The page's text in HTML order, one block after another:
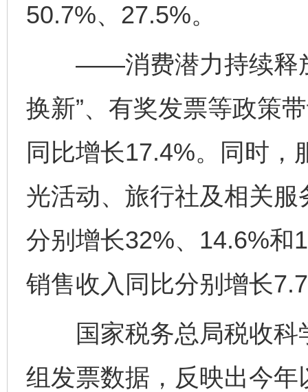
50.7%、27.5%。
——消费潜力持续释放
换新”、有奖发票等政策
同比增长17.4%。同时，
光活动、旅行社及相关
分别增长32%、14.6%和
销售收入同比分别增长
国家税务总局税收科
组发票数据，反映出今